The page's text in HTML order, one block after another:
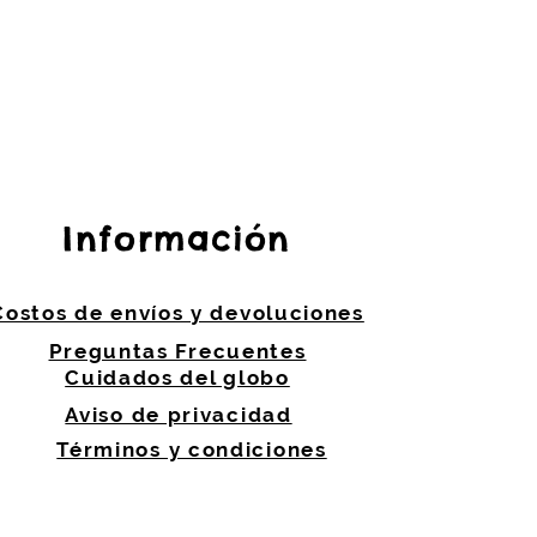
Información
de envíos y devoluciones
Preguntas Frecuentes
Cuidados del globo
Aviso de privacidad
Términos y condiciones